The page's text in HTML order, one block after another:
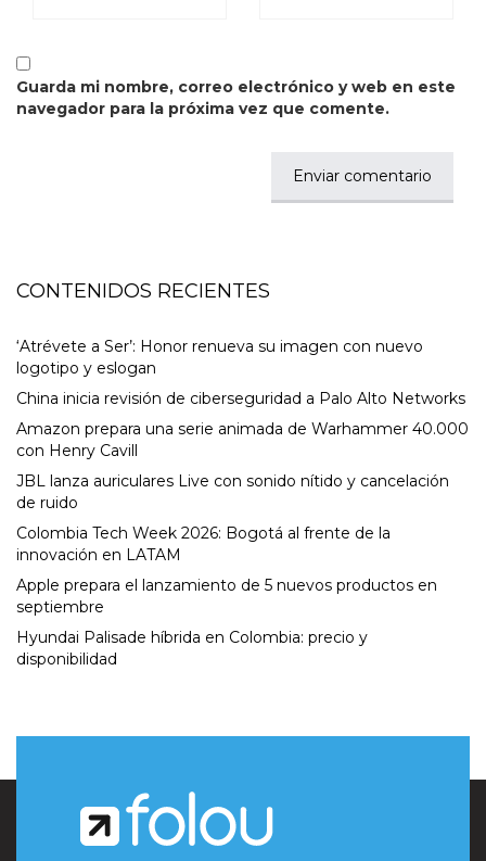
Guarda mi nombre, correo electrónico y web en este
navegador para la próxima vez que comente.
CONTENIDOS RECIENTES
‘Atrévete a Ser’: Honor renueva su imagen con nuevo
logotipo y eslogan
China inicia revisión de ciberseguridad a Palo Alto Networks
Amazon prepara una serie animada de Warhammer 40.000
con Henry Cavill
JBL lanza auriculares Live con sonido nítido y cancelación
de ruido
Colombia Tech Week 2026: Bogotá al frente de la
innovación en LATAM
Apple prepara el lanzamiento de 5 nuevos productos en
septiembre
Hyundai Palisade híbrida en Colombia: precio y
disponibilidad